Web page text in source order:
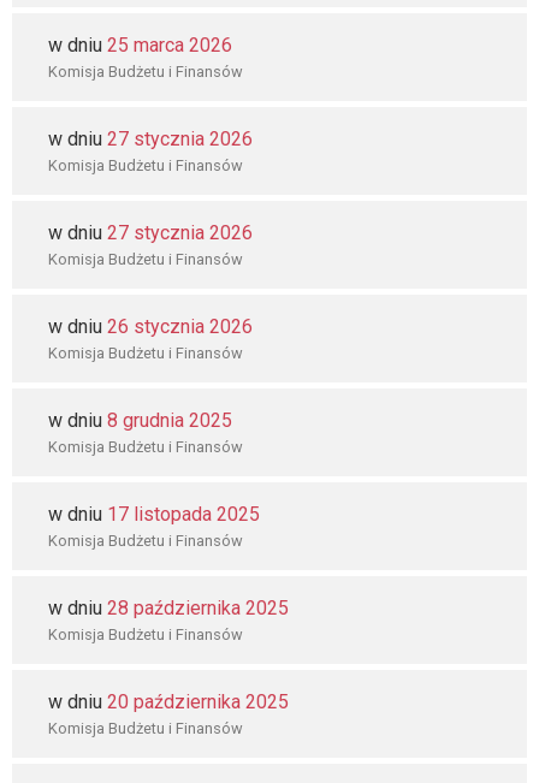
w dniu 25 marca 2026
Komisja Budżetu i Finansów
w dniu 27 stycznia 2026
Komisja Budżetu i Finansów
w dniu 27 stycznia 2026
Komisja Budżetu i Finansów
w dniu 26 stycznia 2026
Komisja Budżetu i Finansów
w dniu 8 grudnia 2025
Komisja Budżetu i Finansów
w dniu 17 listopada 2025
Komisja Budżetu i Finansów
w dniu 28 października 2025
Komisja Budżetu i Finansów
w dniu 20 października 2025
Komisja Budżetu i Finansów